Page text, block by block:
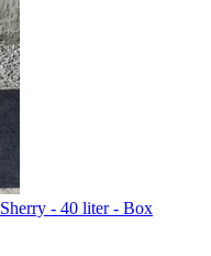
- 40 liter - Box